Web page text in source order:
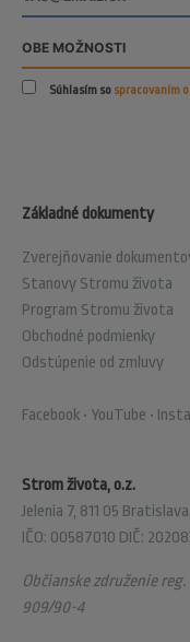
Strom života, o.z.
Jelenia 7, 811 05 Bratislava
IČO: 00587010 DIČ:
Občianske združenie reg.
909/90-4
Základné dokumenty
Zverejňovanie
Stanovy Stromu života
Program Stromu života
Obchodné podmienky
Odstúpenie od zmluvy
Facebook • YouTube •
Súhlasím so spracovaním